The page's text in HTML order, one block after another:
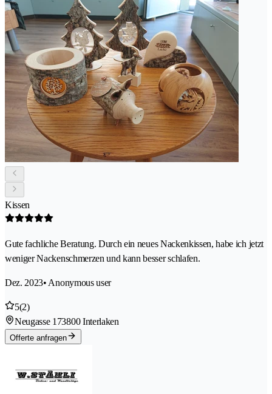
Kissen
Gute fachliche Beratung. Durch ein neues Nackenkissen, habe ich jetzt
weniger Nackenschmerzen und kann besser schlafen.
Dez. 2023• Anonymous user
5(2)
Neugasse 173800 Interlaken
Offerte anfragen